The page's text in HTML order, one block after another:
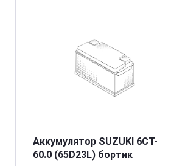
Аккумулятор SUZUKI 6CT-
60.0 (65D23L) бортик